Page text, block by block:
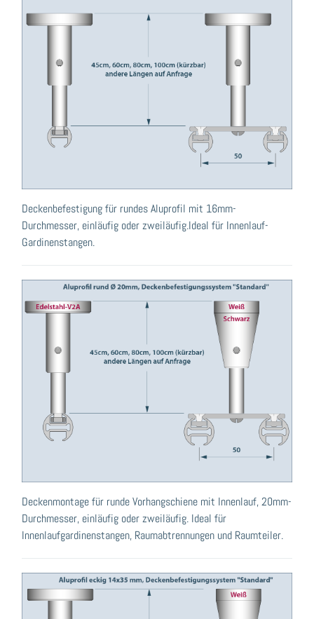
Deckenbefestigung für rundes Aluprofil mit 16mm-
Durchmesser, einläufig oder zweiläufig.Ideal für Innenlauf-
Gardinenstangen.
Deckenmontage für runde Vorhangschiene mit Innenlauf, 20mm-
Durchmesser, einläufig oder zweiläufig. Ideal für
Innenlaufgardinenstangen, Raumabtrennungen und Raumteiler.